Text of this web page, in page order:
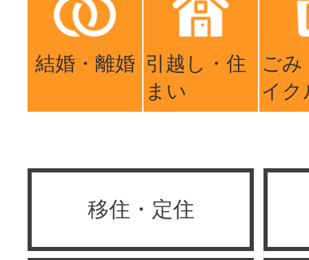
結婚・離婚 引越し・住
まい
ごみ
イク
移住・定住